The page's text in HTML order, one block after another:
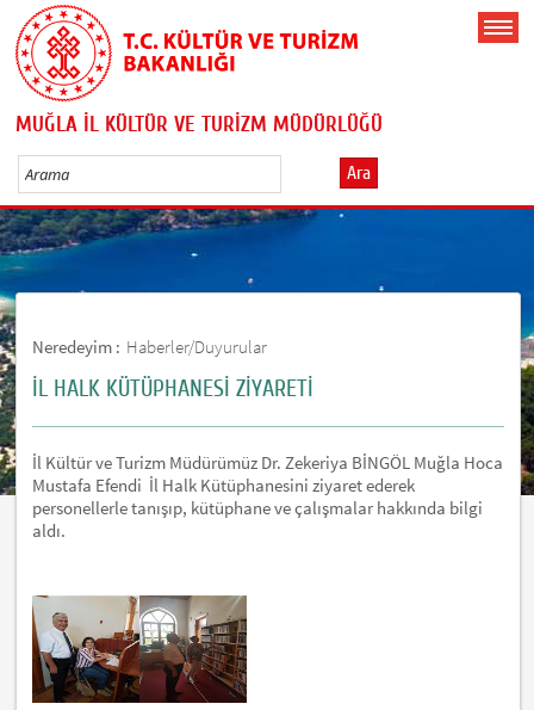
MUĞLA İL KÜLTÜR VE TURİZM MÜDÜRLÜĞÜ
Ara
Neredeyim : Haberler/Duyurular
İL HALK KÜTÜPHANESİ ZİYARETİ
İl Kültür ve Turizm Müdürümüz Dr. Zekeriya BİNGÖL Muğla Hoca
Mustafa Efendi İl Halk Kütüphanesini ziyaret ederek
personellerle tanışıp, kütüphane ve çalışmalar hakkında bilgi
aldı.